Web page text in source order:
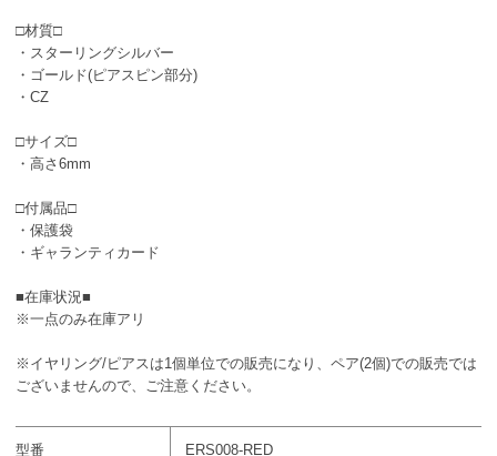
□材質□
・スターリングシルバー
・ゴールド(ピアスピン部分)
・CZ
□サイズ□
・高さ6mm
□付属品□
・保護袋
・ギャランティカード
■在庫状況■
※一点のみ在庫アリ
※イヤリング/ピアスは1個単位での販売になり、ペア(2個)での販売では
ございませんので、ご注意ください。
型番 ERS008-RED